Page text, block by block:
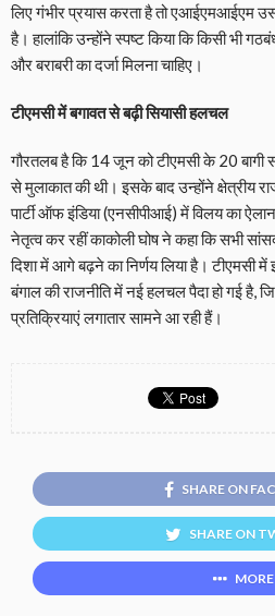
लिए गंभीर प्रयास करता है तो एआईएमआईएम
है। हालांकि उन्होंने स्पष्ट किया कि किसी भी
और बराबरी का दर्जा मिलना चाहिए।
टीएमसी में बगावत से बढ़ी सियासी हलचल
गौरतलब है कि 14 जून को टीएमसी के 20 बागी
से मुलाकात की थी। इसके बाद उन्होंने क्षेत्रीय
पार्टी ऑफ इंडिया (एनसीपीआई) में विलय का
नेतृत्व कर रहीं काकोली घोष ने कहा कि सभी
दिशा में आगे बढ़ने का निर्णय लिया है। टीएमसी
बंगाल की राजनीति में नई हलचल पैदा हो गई है,
प्रतिक्रियाएं लगातार सामने आ रही हैं।
SHARE ON
SHARE ON
MORE